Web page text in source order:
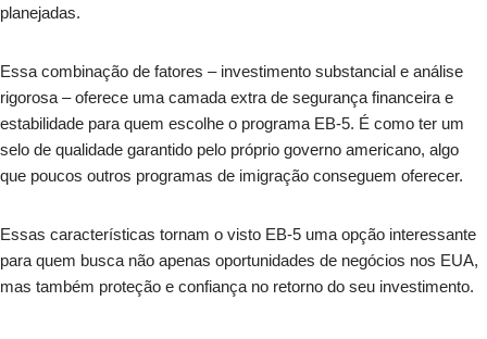
planejadas.
Essa combinação de fatores – investimento substancial e análise
rigorosa – oferece uma camada extra de segurança financeira e
estabilidade para quem escolhe o programa EB-5. É como ter um
selo de qualidade garantido pelo próprio governo americano, algo
que poucos outros programas de imigração conseguem oferecer.
Essas características tornam o visto EB-5 uma opção interessante
para quem busca não apenas oportunidades de negócios nos EUA,
mas também proteção e confiança no retorno do seu investimento.